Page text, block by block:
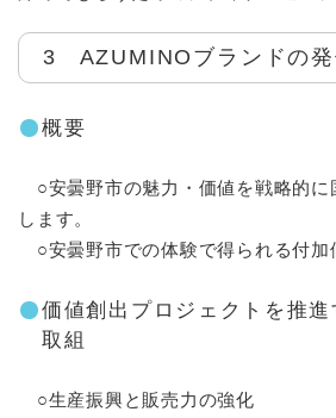
3 AZUMINOブランドの発
概要
○安曇野市の魅力・価値を戦略的に
します。
○安曇野市での体験で得られる付加
価値創出プロジェクトを推
取組
○生産振興と販売力の強化